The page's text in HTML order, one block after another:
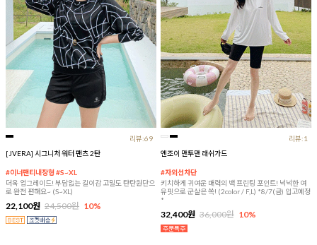
리뷰:69
[JVERA] 시그니처 워터 팬츠 2탄
#이너팬티내장형 #S~XL
더욱 업그레이드! 부담없는 길이감 고밀도 탄탄원단으
로 완전 편해요~ (S~XL)
22,100원 24,500원 10%
리뷰:1
엔조이 맨투맨 래쉬가드
#자외선차단
키치하게 귀여운 매력의 백 프린팅 포인트! 넉넉한 여
유핏으로 군살은 쏙! (2color / F,L) *8/7(금) 입고예정
*
32,400원 36,000원 10%